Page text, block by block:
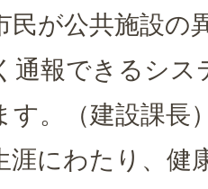
民が公共施設の
通報できるシス
す。（建設課長
涯にわたり、